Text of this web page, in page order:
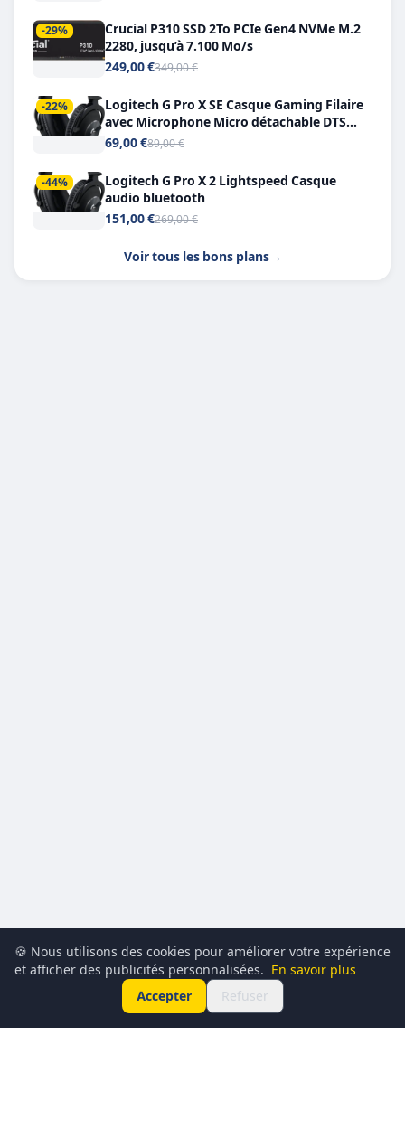
-29%
Crucial P310 SSD 2To PCIe Gen4 NVMe M.2
2280, jusqu’à 7.100 Mo/s
249,00 €349,00 €
-22%
Logitech G Pro X SE Casque Gaming Filaire
avec Microphone Micro détachable DTS
Headphone X 7.1
69,00 €89,00 €
-44%
Logitech G Pro X 2 Lightspeed Casque
audio bluetooth
151,00 €269,00 €
Voir tous les bons plans→
🍪 Nous utilisons des cookies pour améliorer votre expérience
et afficher des publicités personnalisées. En savoir plus
Accepter
Refuser